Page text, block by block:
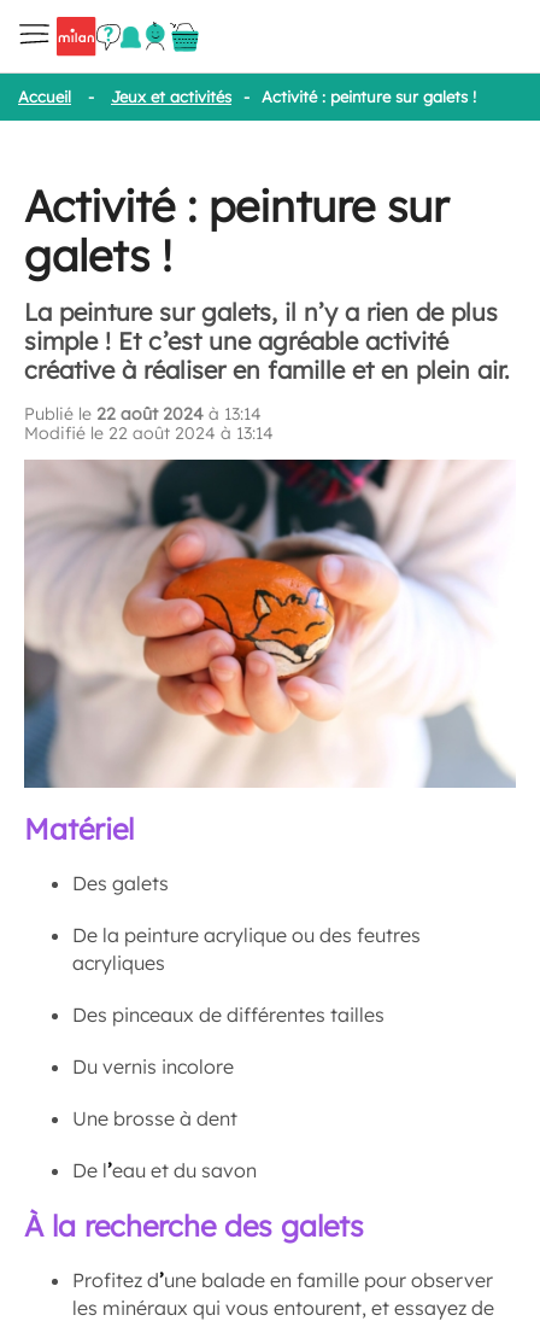
Accueil - Jeux et activités - Activité : peinture sur galets !
Activité : peinture sur
galets !
La peinture sur galets, il n’y a rien de plus
simple ! Et c’est une agréable activité
créative à réaliser en famille et en plein air.
Publié le 22 août 2024 à 13:14
Modifié le 22 août 2024 à 13:14
Matériel
Des galets
De la peinture acrylique ou des feutres
acryliques
Des pinceaux de différentes tailles
Du vernis incolore
Une brosse à dent
De l’eau et du savon
À la recherche des galets
Profitez d’une balade en famille pour observer
les minéraux qui vous entourent, et essayez de